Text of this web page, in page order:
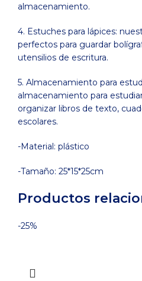
almacenamiento.
4. Estuches para lápices:
perfectos para guardar
utensilios de escritura.
5. Almacenamiento para
almacenamiento para
organizar libros de texto,
escolares.
-Material: plástico
-Tamaño: 25*15*25cm
Productos
-25%